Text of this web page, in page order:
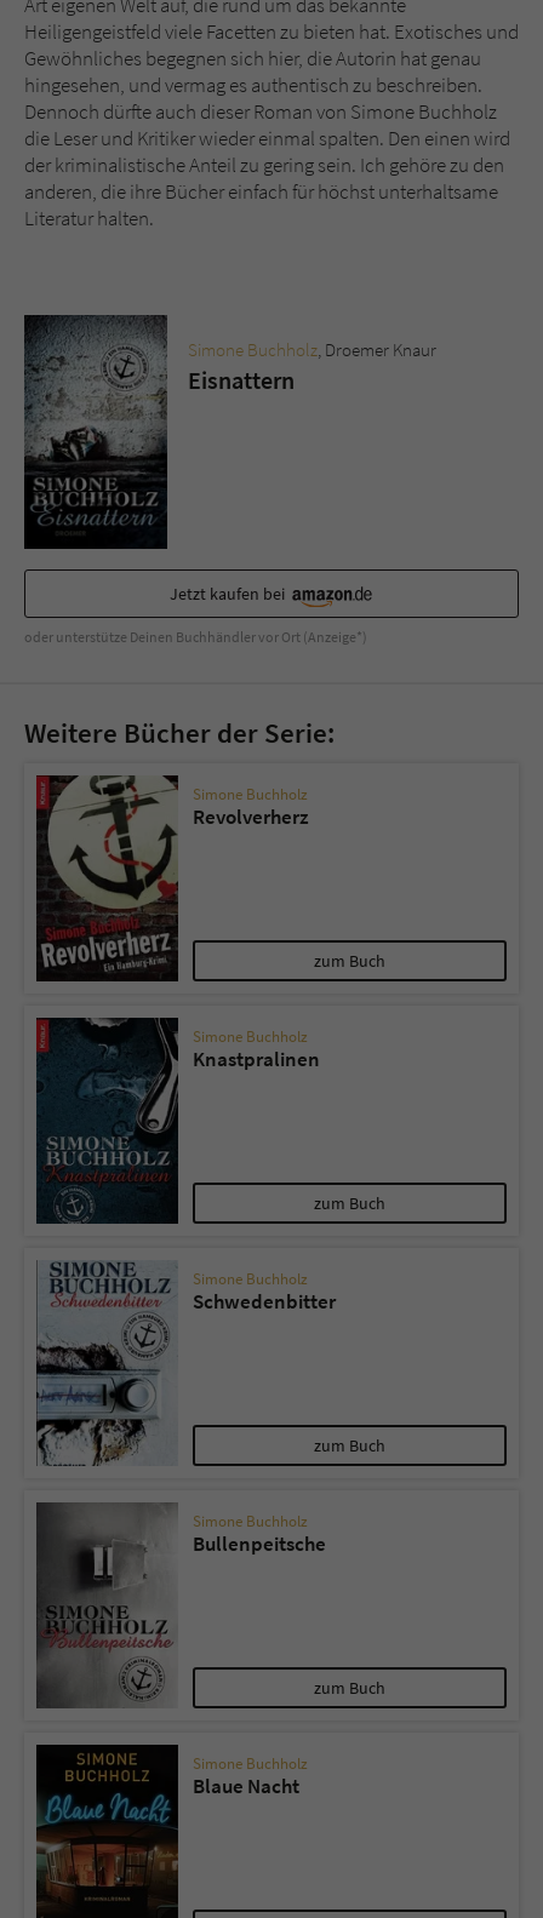
Heiligengeistfeld viele Facetten zu bieten hat. Exotisches und
Gewöhnliches begegnen sich hier, die Autorin hat genau
hingesehen, und vermag es authentisch zu beschreiben.
Dennoch dürfte auch dieser Roman von Simone Buchholz
die Leser und Kritiker wieder einmal spalten. Den einen wird
der kriminalistische Anteil zu gering sein. Ich gehöre zu den
anderen, die ihre Bücher einfach für höchst unterhaltsame
Literatur halten.
Simone Buchholz , Droemer Knaur
Eisnattern
Jetzt kaufen bei
oder unterstütze Deinen Buchhändler vor Ort (Anzeige*)
Weitere Bücher der Serie:
Simone Buchholz
Revolverherz
zum Buch
Simone Buchholz
Knastpralinen
zum Buch
Simone Buchholz
Schwedenbitter
zum Buch
Simone Buchholz
Bullenpeitsche
zum Buch
Simone Buchholz
Blaue Nacht